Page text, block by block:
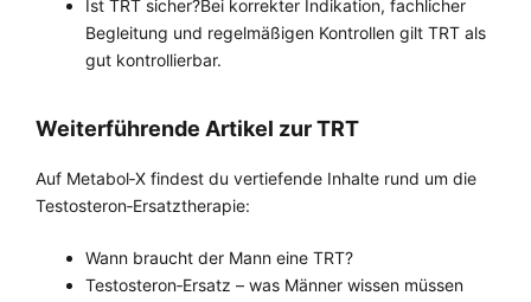
Ist TRT sicher?Bei korrekter Indikation, fachlicher
Begleitung und regelmäßigen Kontrollen gilt TRT als
gut kontrollierbar.
Weiterführende Artikel zur TRT
Auf Metabol‑X findest du vertiefende Inhalte rund um die
Testosteron‑Ersatztherapie:
Wann braucht der Mann eine TRT?
Testosteron‑Ersatz – was Männer wissen müssen